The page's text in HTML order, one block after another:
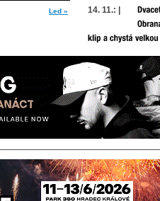
Led » 14. 11.: |